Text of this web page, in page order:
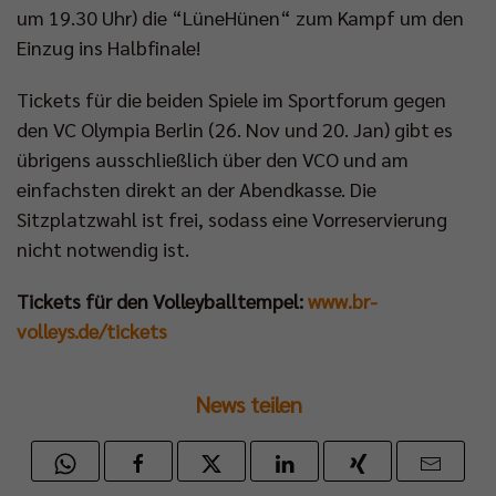
um 19.30 Uhr) die “LüneHünen“ zum Kampf um den
Einzug ins Halbfinale!
Tickets für die beiden Spiele im Sportforum gegen
den VC Olympia Berlin (26. Nov und 20. Jan) gibt es
übrigens ausschließlich über den VCO und am
einfachsten direkt an der Abendkasse. Die
Sitzplatzwahl ist frei, sodass eine Vorreservierung
nicht notwendig ist.
Tickets für den Volleyballtempel:www.br-
volleys.de/tickets
News teilen